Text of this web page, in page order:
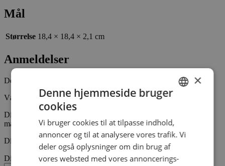
Mål
Størrelse 18,4 × 18,4 × 2,1 cm
Anmeldelser
Der er endnu ikke nogle anmeldelser.
Vær den første til at anmelde “Marzipan eggs 16”
Din e-mailadresse vil ikke blive publiceret.
markeret med*
Din bedømmelse
Din anmeldelse*
DANISH
×
Denne hjemmeside bruger
cookies
Vi bruger cookies til at tilpasse indhold,
annoncer og til at analysere vores trafik. Vi
deler også oplysninger om din brug af
vores websted med vores annoncerings-